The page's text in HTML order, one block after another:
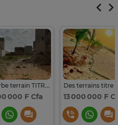
Superbe terrain TITRE FONCIER INDIVIDUEL À BAMBILOR
000 F Cfa 13 000 000 F